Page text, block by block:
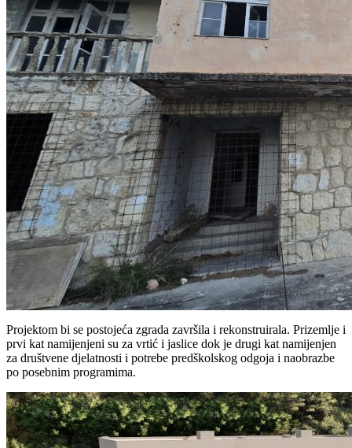
Projektom bi se postojeća zgrada završila i rekonstruirala. Prizemlje i
prvi kat namijenjeni su za vrtić i jaslice dok je drugi kat namijenjen
za društvene djelatnosti i potrebe predškolskog odgoja i naobrazbe
po posebnim programima.